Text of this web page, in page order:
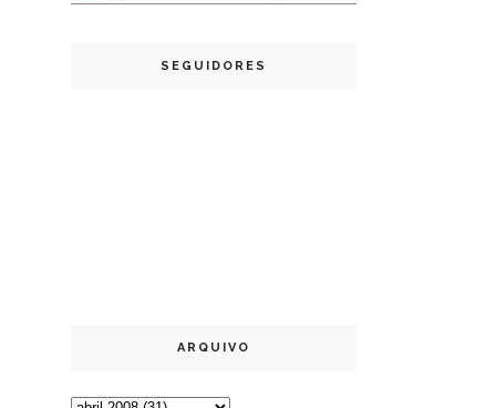
SEGUIDORES
ARQUIVO